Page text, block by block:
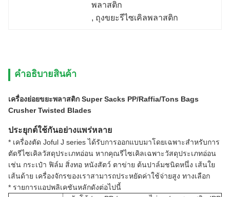
พลาสติก
, ถุงขยะรีไซเคิลพลาสติก
คําอธิบายสินค้า
เครื่องย่อยขยะพลาสติก Super Sacks PP/Raffia/Tons Bags
Crusher Twisted Blades
ประยุกต์ใช้กันอย่างแพร่หลาย
* เครื่องตัด Joful J series ได้รับการออกแบบมาโดยเฉพาะสำหรับการ
ตัดรีไซเคิลวัสดุประเภทอ่อน หากคุณรีไซเคิลเฉพาะวัสดุประเภทอ่อน
เช่น กระเป๋า ฟิล์ม สิ่งทอ หนังสัตว์ ตาข่าย ต้นปาล์มชนิดหนึ่ง เส้นใย
เส้นด้าย เครื่องจักรของเราสามารถประหยัดค่าใช้จ่ายสูง ทางเลือก
* รายการแอปพลิเคชันหลักดังต่อไปนี้